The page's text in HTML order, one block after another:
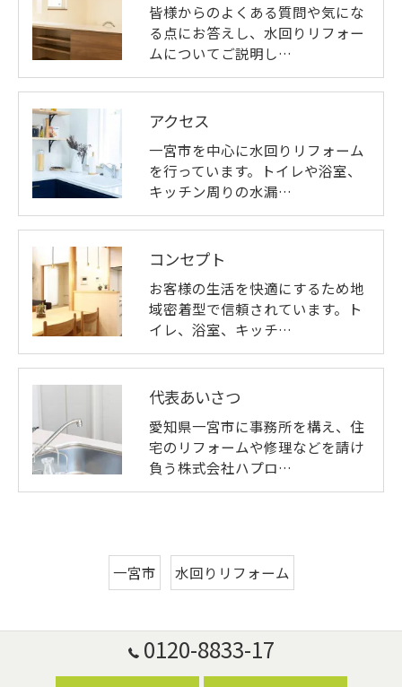
皆様からのよくある質問や気にな
る点にお答えし、水回りリフォー
ムについてご説明し…
アクセス
一宮市を中心に水回りリフォーム
を行っています。トイレや浴室、
キッチン周りの水漏…
コンセプト
お客様の生活を快適にするため地
域密着型で信頼されています。ト
イレ、浴室、キッチ…
代表あいさつ
愛知県一宮市に事務所を構え、住
宅のリフォームや修理などを請け
負う株式会社ハプロ…
一宮市 水回りリフォーム
0120-8833-17